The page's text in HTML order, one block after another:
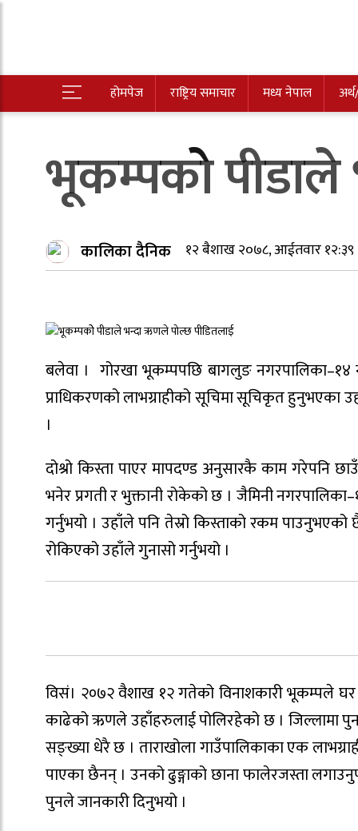
होमपेज राष्ट्रिय समाचार मध्य नेपाल
भूकम्पकोे
कालिका दैनिक १२ बैशाख २०७८, आईतवार १२:३९
बलेवा । गोरखा भूकम्पपछि बागलुङ नगरपालिका–१४
प्राधिकरणको लाभग्राहीको सूचिमा सूचिकृत हुनुभएका
।
दोश्रो किस्ता पाएर मापदण्ड अनुसारकै काम गरेपनि
भनेर प्रगती र भुक्तानी रोकेको छ । जैमिनी
गर्नुभयो । उहाँले पनि तेस्रो किस्ताको रकम
रोकिएको उहाँले गुनासो गर्नुभयो ।
विसं। २०७२ वैशाख १२ गतेको विनाशकारी भूकम्पले घर
काढेको ऋणले उहाँहरुलाई पोलिरहेको छ । जिल्लामा
सङ्ख्या धेरै छ । ताराखोला गाउँपालिकाका एक
पाएका छैनन् । उनको ढुङ्गाको छाना फालेरजस्ता
पुनले जानकारी दिनुभयो ।